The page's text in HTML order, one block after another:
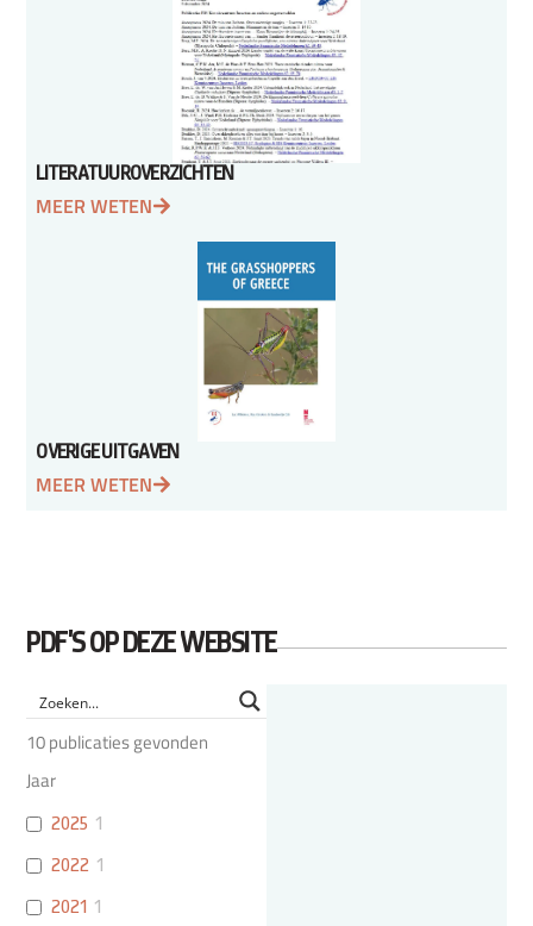
LITERATUUROVERZICHTEN
MEER WETEN
OVERIGE UITGAVEN
MEER WETEN
PDF'S OP DEZE WEBSITE
10publicaties gevonden
Jaar
2025 1
2022 1
2021 1